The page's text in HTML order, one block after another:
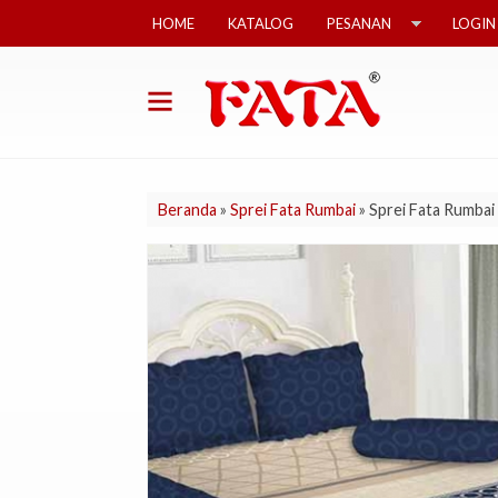
HOME KATALOG PESANAN LOGIN
Beranda » Sprei Fata Rumbai» Sprei Fata